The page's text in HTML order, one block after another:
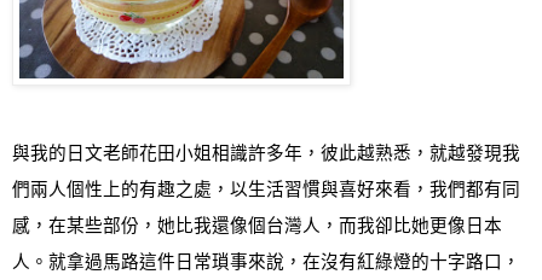
與我的日文老師花田小姐相識許多年，彼此越熟悉 ， 就越發現我
們兩人個性上的有趣之處 ，以生活習慣與喜好來看，我們都有同
感，在某些部份，她比我還像個台灣人，而我卻比她更像日本
人。就拿過馬路這件日常瑣事來說，在沒有紅綠燈的十字路口，